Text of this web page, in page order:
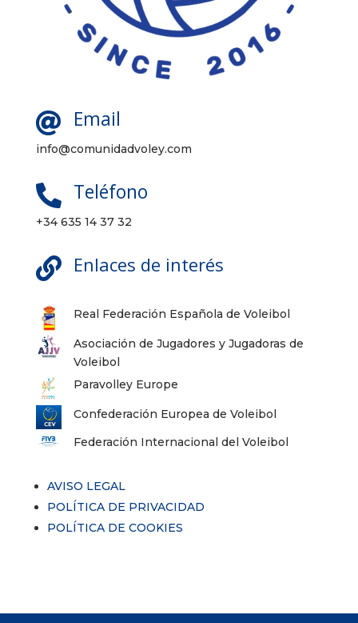
 Email
info@comunidadvoley.com
 Teléfono
+34 635 14 37 32
 Enlaces de interés
Real Federación Española de Voleibol
Asociación de Jugadores y Jugadoras de
Voleibol
Paravolley Europe
Confederación Europea de Voleibol
Federación Internacional del Voleibol
AVISO LEGAL
POLÍTICA DE PRIVACIDAD
POLÍTICA DE COOKIES